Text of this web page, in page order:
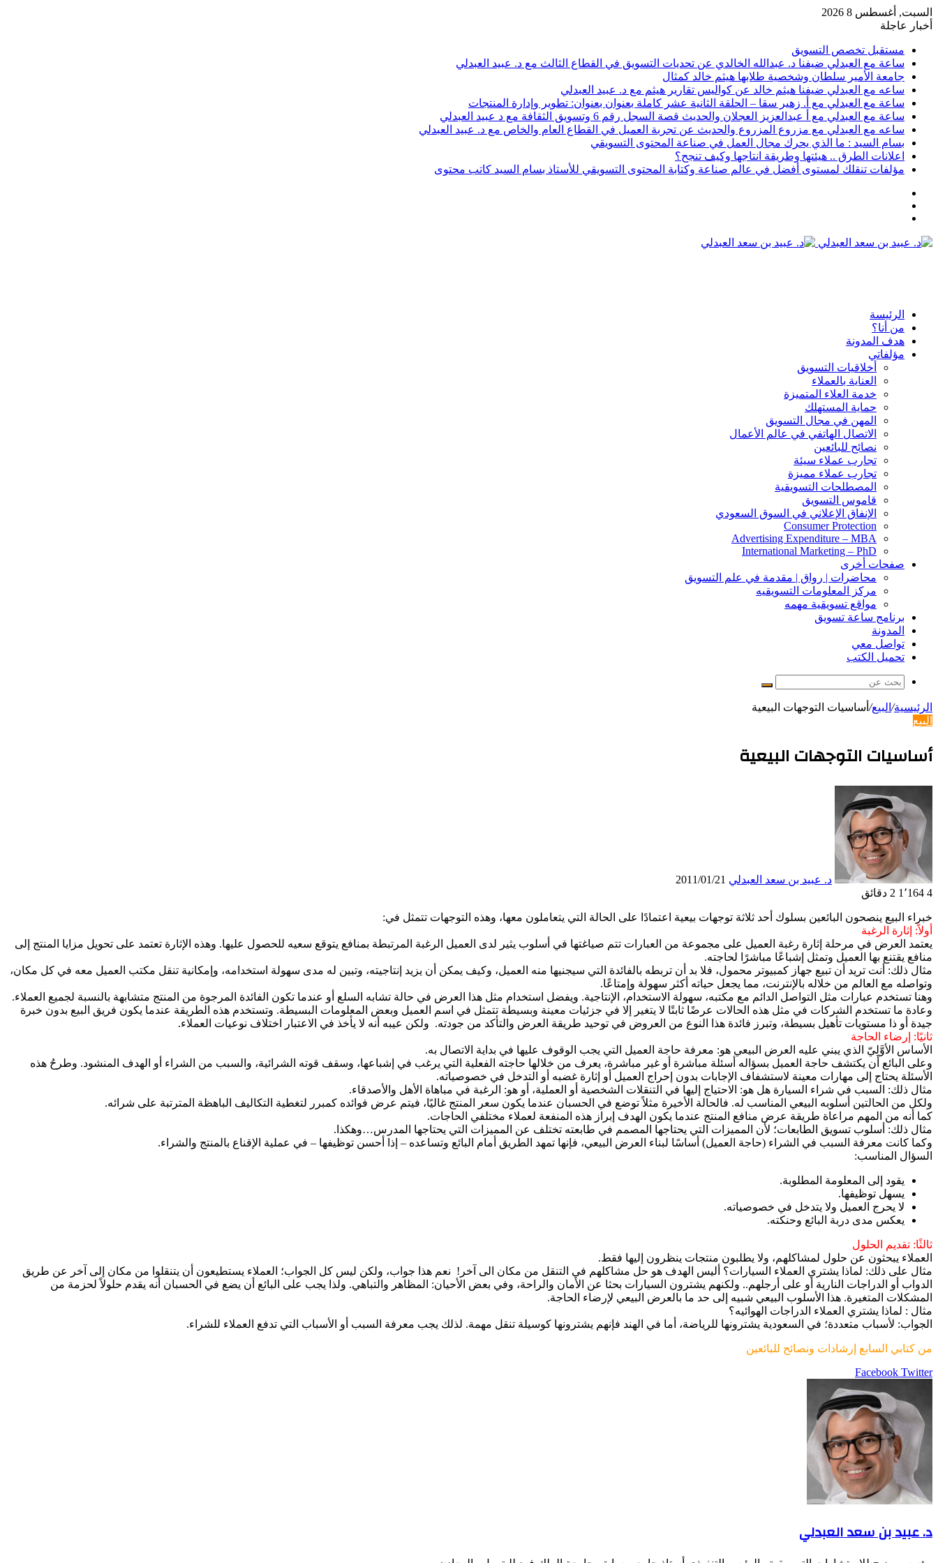
السبت, أغسطس 8 2026
أخبار عاجلة
مستقبل تخصص التسويق
ساعة مع العبدلي ضيفنا د. عبدالله الخالدي عن تحديات التسويق في القطاع الثالث مع د. عبيد العبدلي
جامعة الأمير سلطان وشخصية طلابها هيثم خالد كمثال
ساعه مع العبدلي ضيفنا هيثم خالد عن كواليس تقارير هيثم مع د. عبيد العبدلي
ساعة مع العبدلي مع أ. زهير سقا – الحلقة الثانية عشر كاملة بعنوان بعنوان: تطوير وإدارة المنتجات
ساعة مع العبدلي مع أ عبدالعزيز العجلان والحديث قصة السجل رقم 6 وتسويق الثقافة مع د عبيد العبدلي
ساعه مع العبدلي مع مزروع المزروع والحديث عن تجربة العميل في القطاع العام والخاص مع د. عبيد العبدلي
بسام السيد : ما الذي يحرك مجال العمل في صناعة المحتوى التسويقي
اعلانات الطرق .. هيئتها وطريقة انتاجها وكيف تنجح؟
مؤلفات تنقلك لمستوى أفضل في عالم صناعة وكتابة المحتوى التسويقي للأستاذ بسام السيد كاتب محتوى
القائمة
الرئيسة
من أنا؟
هدف المدونة
مؤلفاتي
أخلاقيات التسويق
العناية بالعملاء
خدمة العلاء المتميزة
حماية المستهلك
المهن في مجال التسويق
الاتصال الهاتفي في عالم الأعمال
نصائح للبائعين
تجارب عملاء سيئة
تجارب عملاء مميزة
المصطلحات التسويقية
قاموس التسويق
الإنفاق الإعلاني في السوق السعودي
Consumer Protection
Advertising Expenditure – MBA
International Marketing – PhD
صفحات أخرى
محاضرات | رواق | مقدمة في علم التسويق
مركز المعلومات التسويقيه
مواقع تسويقية مهمه
برنامج ساعة تسويق
المدونة
تواصل معي
تحميل الكتب
بحث
الرئيسية/ البيع/ أساسيات التوجهات البيعية
البيع
أساسيات التوجهات البيعية
د. عبيد بن سعد العبدلي 2011/01/21
4
2 دقائق
خبراء البيع ينصحون البائعين بسلوك أحد ثلاثة توجهات بيعية اعتمادًا على الحالة التي يتعاملون معها، وهذه التوجهات تتمثل في:
أولاً: إثارة الرغبة
يعتمد العرض في مرحلة إثارة رغبة العميل على مجموعة من العبارات تتم صياغتها في أسلوب يثير لدى العميل الرغبة المرتبطة بمنافع يتوقع سعيه للحصول عليها. وهذه الإثارة تعتمد على تحويل مزايا المنتج إلى
منافع يقتنع بها العميل وتمثل إشباعًا مباشرًا لحاجته.
مثال ذلك: أنت تريد أن تبيع جهاز كمبيوتر محمول، فلا بد أن تربطه بالفائدة التي سيجنيها منه العميل، وكيف يمكن أن يزيد إنتاجيته، وتبين له مدى سهولة استخدامه، وإمكانية تنقل مكتب العميل معه في كل مكان،
وتواصله مع العالم من خلاله بالإنترنت، مما يجعل حياته أكثر سهولة وإمتاعًا.
وهنا تستخدم عبارات مثل التواصل الدائم مع مكتبه، سهولة الاستخدام، الإنتاجية. ويفضل استخدام مثل هذا العرض في حالة تشابه السلع أو عندما تكون الفائدة المرجوة من المنتج متشابهة بالنسبة لجميع العملاء.
وعادة ما تستخدم الشركات في مثل هذه الحالات عرضًا ثابتًا لا يتغير إلا في جزئيات معينة وبسيطة تتمثل في اسم العميل وبعض المعلومات البسيطة. وتستخدم هذه الطريقة عندما يكون فريق البيع بدون خبرة
جيدة أو ذا مستويات تأهيل بسيطة، وتبرز فائدة هذا النوع من العروض في توحيد طريقة العرض والتأكد من جودته. ولكن عيبه أنه لا يأخذ في الاعتبار اختلاف نوعيات العملاء.
ثانيًا: إرضاء الحاجة
الأساس الأوَّلِيّ الذي يبني عليه العرض البيعي هو: معرفة حاجة العميل التي يجب الوقوف عليها في بداية الاتصال به.
وعلى البائع أن يكتشف حاجة العميل بسؤاله أسئلة مباشرة أو غير مباشرة، يعرف من خلالها حاجته الفعلية التي يرغب في إشباعها، وسقف قوته الشرائية، والسبب من الشراء أو الهدف المنشود. وطرحُ هذه
الأسئلة يحتاج إلى مهارات معينة لاستشفاف الإجابات بدون إحراج العميل أو إثارة غضبه أو التدخل في خصوصياته.
مثال ذلك: السبب في شراء السيارة هل هو: الاحتياج إليها في التنقلات الشخصية أو العملية، أو هو: الرغبة في مباهاة الأهل والأصدقاء.
ولكل من الحالتين أسلوبه البيعي المناسب له. فالحالة الأخيرة مثلاً توضع في الحسبان عندما يكون سعر المنتج غاليًا، فيتم عرض فوائده كمبرر لتغطية التكاليف الباهظة المترتبة على شرائه.
كما أنه من المهم مراعاة طريقة عرض منافع المنتج عندما يكون الهدف إبراز هذه المنفعة لعملاء مختلفي الحاجات.
مثال ذلك: أسلوب تسويق الطابعات؛ لأن المميزات التي يحتاجها المصمم في طابعته تختلف عن المميزات التي يحتاجها المدرس…وهكذا.
وكما كانت معرفة السبب في الشراء (حاجة العميل) أساسًا لبناء العرض البيعي، فإنها تمهد الطريق أمام البائع وتساعده – إذا أحسن توظيفها – في عملية الإقناع بالمنتج والشراء.
السؤال المناسب:
يقود إلى المعلومة المطلوبة.
يسهل توظيفها.
لا يحرج العميل ولا يتدخل في خصوصياته.
يعكس مدى دربة البائع وحنكته.
ثالثًا: تقديم الحلول
العملاء يبحثون عن حلول لمشاكلهم، ولا يطلبون منتجات ينظرون إليها فقط.
مثال على ذلك: لماذا يشتري العملاء السيارات؟ أليس الهدف هو حل مشاكلهم في التنقل من مكان الى آخر! نعم هذا جواب، ولكن ليس كل الجواب؛ العملاء يستطيعون أن يتنقلوا من مكان إلى آخر عن طريق
الدواب أو الدراجات النارية أو على أرجلهم.. ولكنهم يشترون السيارات بحثا عن الأمان والراحة، وفي بعض الأحيان: المظاهر والتباهي. ولذا يجب على البائع أن يضع في الحسبان أنه يقدم حلولاً لحزمة من
المشكلات المتغيرة. هذا الأسلوب البيعي شبيه إلى حد ما بالعرض البيعي لإرضاء الحاجة.
مثال : لماذا يشتري العملاء الدراجات الهوائيه؟
الجواب: لأسباب متعددة؛ في السعودية يشترونها للرياضة، أما في الهند فإنهم يشترونها كوسيلة تنقل مهمة. لذلك يجب معرفة السبب أو الأسباب التي تدفع العملاء للشراء.
من كتابي السابع إرشادات ونصائح للبائعين
Facebook Twitter
LinkedIn
Pinterest
مشاركة
عبر
البريد
طباعة
د. عبيد بن سعد العبدلي